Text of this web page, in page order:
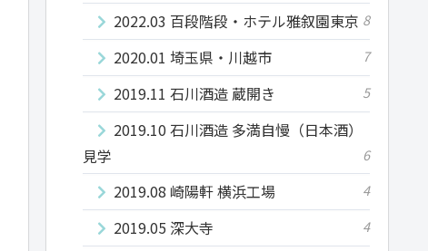
2022.03 百段階段・ホテル雅叙園東京 8
2020.01 埼玉県・川越市 7
2019.11 石川酒造 蔵開き 5
2019.10 石川酒造 多満自慢（日本酒）
見学
6
2019.08 崎陽軒 横浜工場 4
2019.05 深大寺 4